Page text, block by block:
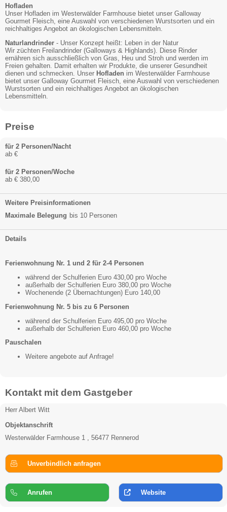
Hofladen
Unser Hofladen im Westerwälder Farmhouse bietet unser Galloway
Gourmet Fleisch, eine Auswahl von verschiedenen Wurstsorten und ein
reichhaltiges Angebot an ökologischen Lebensmitteln.
Naturlandrinder - Unser Konzept heißt: Leben in der Natur
Wir züchten Freilandrinder (Galloways & Highlands). Diese Rinder
ernähren sich ausschließlich von Gras, Heu und Stroh und werden im
Freien gehalten. Damit erhalten wir Produkte, die unserer Gesundheit
dienen und schmecken. Unser Hofladen im Westerwälder Farmhouse
bietet unser Galloway Gourmet Fleisch, eine Auswahl von verschiedenen
Wurstsorten und ein reichhaltiges Angebot an ökologischen
Lebensmitteln.
Preise
für 2 Personen/Nacht
ab €
für 2 Personen/Woche
ab € 380,00
Weitere Preisinformationen
Maximale Belegung bis 10 Personen
Details
Ferienwohnung Nr. 1 und 2 für 2-4 Personen
während der Schulferien Euro 430,00 pro Woche
außerhalb der Schulferien Euro 380,00 pro Woche
Wochenende (2 Übernachtungen) Euro 140,00
Ferienwohnung Nr. 5 bis zu 6 Personen
während der Schulferien Euro 495,00 pro Woche
außerhalb der Schulferien Euro 460,00 pro Woche
Pauschalen
Weitere angebote auf Anfrage!
Kontakt mit dem Gastgeber
Herr Albert Witt
Objektanschrift
Westerwälder Farmhouse 1 , 56477 Rennerod
Unverbindlich anfragen
Anrufen Website